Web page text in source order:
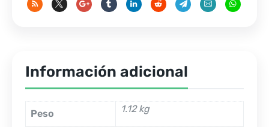
Información adicional
Peso 1.12 kg